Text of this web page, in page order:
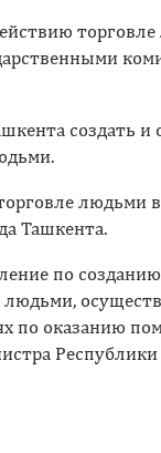
создать и
людьми
Ташкента.
по
по оказанию